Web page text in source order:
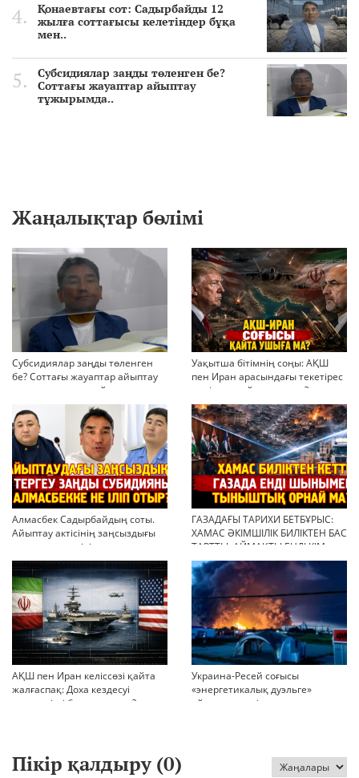
Қонаевтағы сот: Садырбайды 12
жылға соттағысы келетіндер бұқа
мен..
Субсидиялар заңды төленген бе?
Соттағы жауаптар айыптау
тұжырымда..
Жаңалықтар бөлімі
Субсидиялар заңды төленген
бе? Соттағы жауаптар айыптау
тұжырымдарын қайта қарауға
негіз бола ала ма?
Уақытша бітімнің соңы: АҚШ
пен Иран арасындағы текетірес
неліктен қайта ушықты?
Алмасбек Садырбайдың соты.
Айыптау актісінің заңсыздығы
мен қолдан өсірілген
миллиондар
ГАЗАДАҒЫ ТАРИХИ БЕТБҰРЫС:
ХАМАС ӘКІМШІЛІК БИЛІКТЕН БАС
ТАРТТЫ. АЙМАҚТЫ ЕНДІ КІМ
БАСҚАРАДЫ?
АҚШ пен Иран келіссөзі қайта
жалғаспақ: Доха кездесуі
шиеленісті бәсеңдете ме?
Украина-Ресей соғысы
«энергетикалық дуэльге»
айналып кетті
Пікір қалдыру (0)